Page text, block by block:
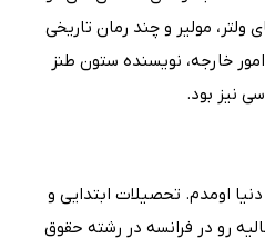
ولتر، مولیر و چند رمان تاریخی
خارجه، نویسنده ستون طنز
نیز بود.
اومدم. تحصیلات ابتدایی و
رو در فرانسه در رشته حقوق